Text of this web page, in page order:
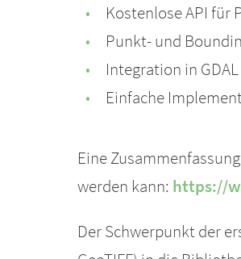
Kostenlose API für
Punkt- und
Integration in GDAL
Einfache
Eine
werden kann: https://
Der Schwerpunkt der